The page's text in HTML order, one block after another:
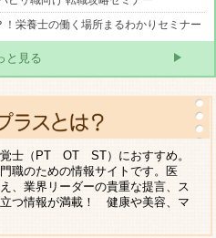
！栄養士の働く場所まるわかりセミナー
と見る
士（PT OT ST）におすすめ。
職のための情報サイトです。医
、業界リーダーの貴重な提言、ス
つ情報が満載！ 健康や美容、マ